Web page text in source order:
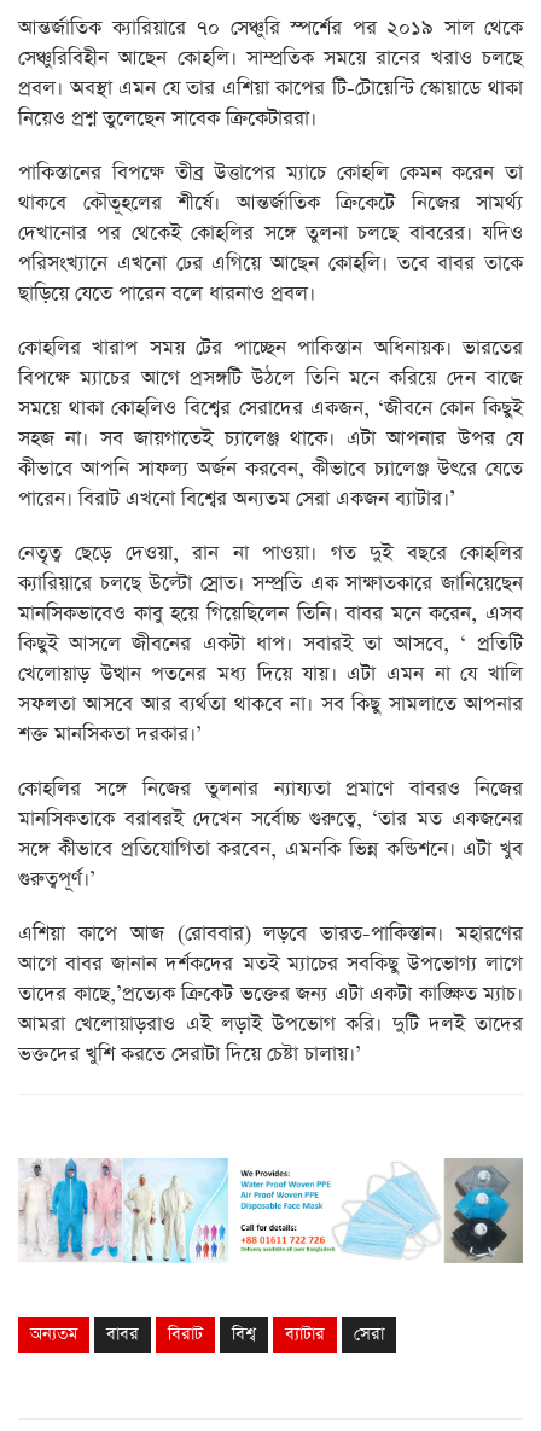
আন্তর্জাতিক ক্যারিয়ারে ৭০ সেঞ্চুরি স্পর্শের পর ২০১৯ সাল থেকে
সেঞ্চুরিবিহীন আছেন কোহলি। সাম্প্রতিক সময়ে রানের খরাও চলছে
প্রবল। অবস্থা এমন যে তার এশিয়া কাপের টি-টোয়েন্টি স্কোয়াডে থাকা
নিয়েও প্রশ্ন তুলেছেন সাবেক ক্রিকেটাররা।
পাকিস্তানের বিপক্ষে তীব্র উত্তাপের ম্যাচে কোহলি কেমন করেন তা
থাকবে কৌতূহলের শীর্ষে। আন্তর্জাতিক ক্রিকেটে নিজের সামর্থ্য
দেখানোর পর থেকেই কোহলির সঙ্গে তুলনা চলছে বাবরের। যদিও
পরিসংখ্যানে এখনো ঢের এগিয়ে আছেন কোহলি। তবে বাবর তাকে
ছাড়িয়ে যেতে পারেন বলে ধারনাও প্রবল।
কোহলির খারাপ সময় টের পাচ্ছেন পাকিস্তান অধিনায়ক। ভারতের
বিপক্ষে ম্যাচের আগে প্রসঙ্গটি উঠলে তিনি মনে করিয়ে দেন বাজে
সময়ে থাকা কোহলিও বিশ্বের সেরাদের একজন, ‘জীবনে কোন কিছুই
সহজ না। সব জায়গাতেই চ্যালেঞ্জ থাকে। এটা আপনার উপর যে
কীভাবে আপনি সাফল্য অর্জন করবেন, কীভাবে চ্যালেঞ্জ উৎরে যেতে
পারেন। বিরাট এখনো বিশ্বের অন্যতম সেরা একজন ব্যাটার।’
নেতৃত্ব ছেড়ে দেওয়া, রান না পাওয়া। গত দুই বছরে কোহলির
ক্যারিয়ারে চলছে উল্টো স্রোত। সম্প্রতি এক সাক্ষাতকারে জানিয়েছেন
মানসিকভাবেও কাবু হয়ে গিয়েছিলেন তিনি। বাবর মনে করেন, এসব
কিছুই আসলে জীবনের একটা ধাপ। সবারই তা আসবে, ‘ প্রতিটি
খেলোয়াড় উত্থান পতনের মধ্য দিয়ে যায়। এটা এমন না যে খালি
সফলতা আসবে আর ব্যর্থতা থাকবে না। সব কিছু সামলাতে আপনার
শক্ত মানসিকতা দরকার।’
কোহলির সঙ্গে নিজের তুলনার ন্যায্যতা প্রমাণে বাবরও নিজের
মানসিকতাকে বরাবরই দেখেন সর্বোচ্চ গুরুত্বে, ‘তার মত একজনের
সঙ্গে কীভাবে প্রতিযোগিতা করবেন, এমনকি ভিন্ন কন্ডিশনে। এটা খুব
গুরুত্বপূর্ণ।’
এশিয়া কাপে আজ (রোববার) লড়বে ভারত-পাকিস্তান। মহারণের
আগে বাবর জানান দর্শকদের মতই ম্যাচের সবকিছু উপভোগ্য লাগে
তাদের কাছে,’প্রত্যেক ক্রিকেট ভক্তের জন্য এটা একটা কাঙ্ক্ষিত ম্যাচ।
আমরা খেলোয়াড়রাও এই লড়াই উপভোগ করি। দুটি দলই তাদের
ভক্তদের খুশি করতে সেরাটা দিয়ে চেষ্টা চালায়।’
অন্যতম বাবর বিরাট বিশ্ব ব্যাটার সেরা